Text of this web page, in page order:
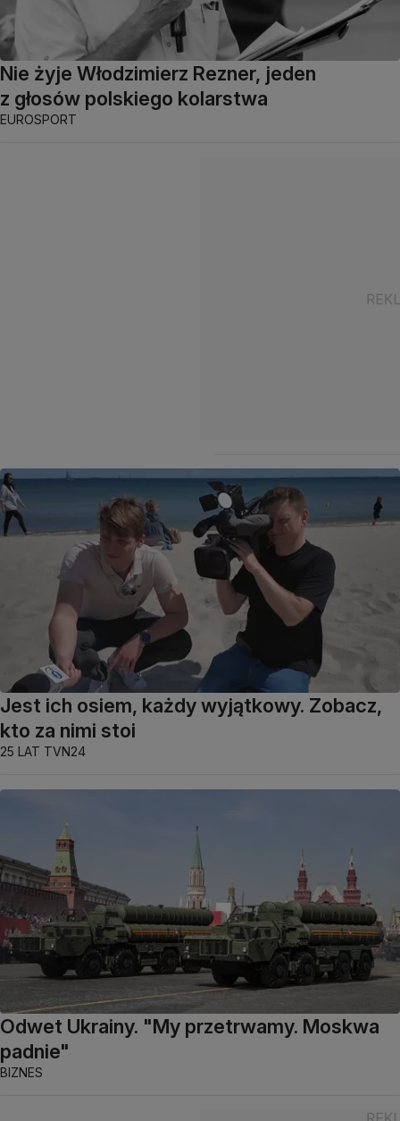
Nie żyje Włodzimierz Rezner, jeden
z głosów polskiego kolarstwa
EUROSPORT
Jest ich osiem, każdy wyjątkowy. Zobacz,
kto za nimi stoi
25 LAT TVN24
Odwet Ukrainy. "My przetrwamy. Moskwa
padnie"
BIZNES